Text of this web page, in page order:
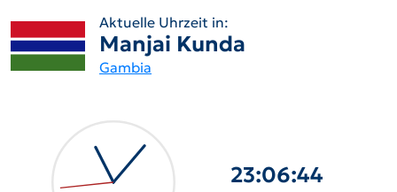
Aktuelle Uhrzeit in:
Manjai Kunda
Gambia
23:06:45